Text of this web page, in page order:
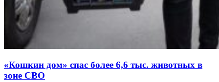
«Кошкин дом» спас более 6,6 тыс. животных в
зоне СВО